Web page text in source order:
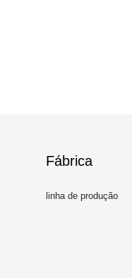
Fábrica
linha de produção